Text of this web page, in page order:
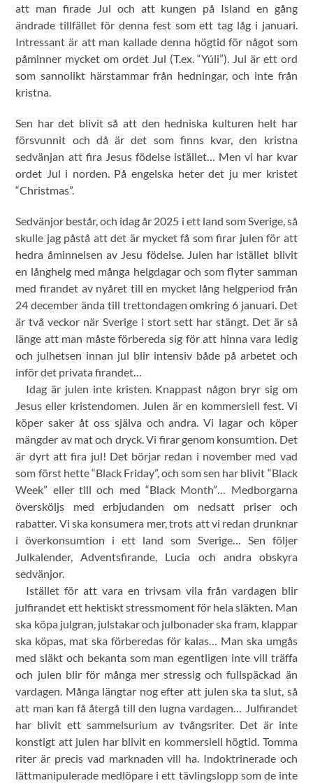
att man firade Jul och att kungen på Island en gång
ändrade tillfället för denna fest som ett tag låg i januari.
Intressant är att man kallade denna högtid för något som
påminner mycket om ordet Jul (T.ex. “Yúli”). Jul är ett ord
som sannolikt härstammar från hedningar, och inte från
kristna.
Sen har det blivit så att den hedniska kulturen helt har
försvunnit och då är det som finns kvar, den kristna
sedvänjan att fira Jesus födelse istället… Men vi har kvar
ordet Jul i norden. På engelska heter det ju mer kristet
“Christmas”.
Sedvänjor består, och idag år 2025 i ett land som Sverige, så
skulle jag påstå att det är mycket få som firar julen för att
hedra åminnelsen av Jesu födelse. Julen har istället blivit
en långhelg med många helgdagar och som flyter samman
med firandet av nyåret till en mycket lång helgperiod från
24 december ända till trettondagen omkring 6 januari. Det
är två veckor när Sverige i stort sett har stängt. Det är så
länge att man måste förbereda sig för att hinna vara ledig
och julhetsen innan jul blir intensiv både på arbetet och
inför det privata firandet…
Idag är julen inte kristen. Knappast någon bryr sig om
Jesus eller kristendomen. Julen är en kommersiell fest. Vi
köper saker åt oss själva och andra. Vi lagar och köper
mängder av mat och dryck. Vi firar genom konsumtion. Det
är dyrt att fira jul! Det börjar redan i november med vad
som först hette “Black Friday”, och som sen har blivit “Black
Week” eller till och med “Black Month”… Medborgarna
översköljs med erbjudanden om nedsatt priser och
rabatter. Vi ska konsumera mer, trots att vi redan drunknar
i överkonsumtion i ett land som Sverige… Sen följer
Julkalender, Adventsfirande, Lucia och andra obskyra
sedvänjor.
Istället för att vara en trivsam vila från vardagen blir
julfirandet ett hektiskt stressmoment för hela släkten. Man
ska köpa julgran, julstakar och julbonader ska fram, klappar
ska köpas, mat ska förberedas för kalas… Man ska umgås
med släkt och bekanta som man egentligen inte vill träffa
och julen blir för många mer stressig och fullspäckad än
vardagen. Många längtar nog efter att julen ska ta slut, så
att man kan få återgå till den lugna vardagen… Julfirandet
har blivit ett sammelsurium av tvångsriter. Det är inte
konstigt att julen har blivit en kommersiell högtid. Tomma
riter är precis vad marknaden vill ha. Indoktrinerade och
lättmanipulerade medlöpare i ett tävlingslopp som de inte